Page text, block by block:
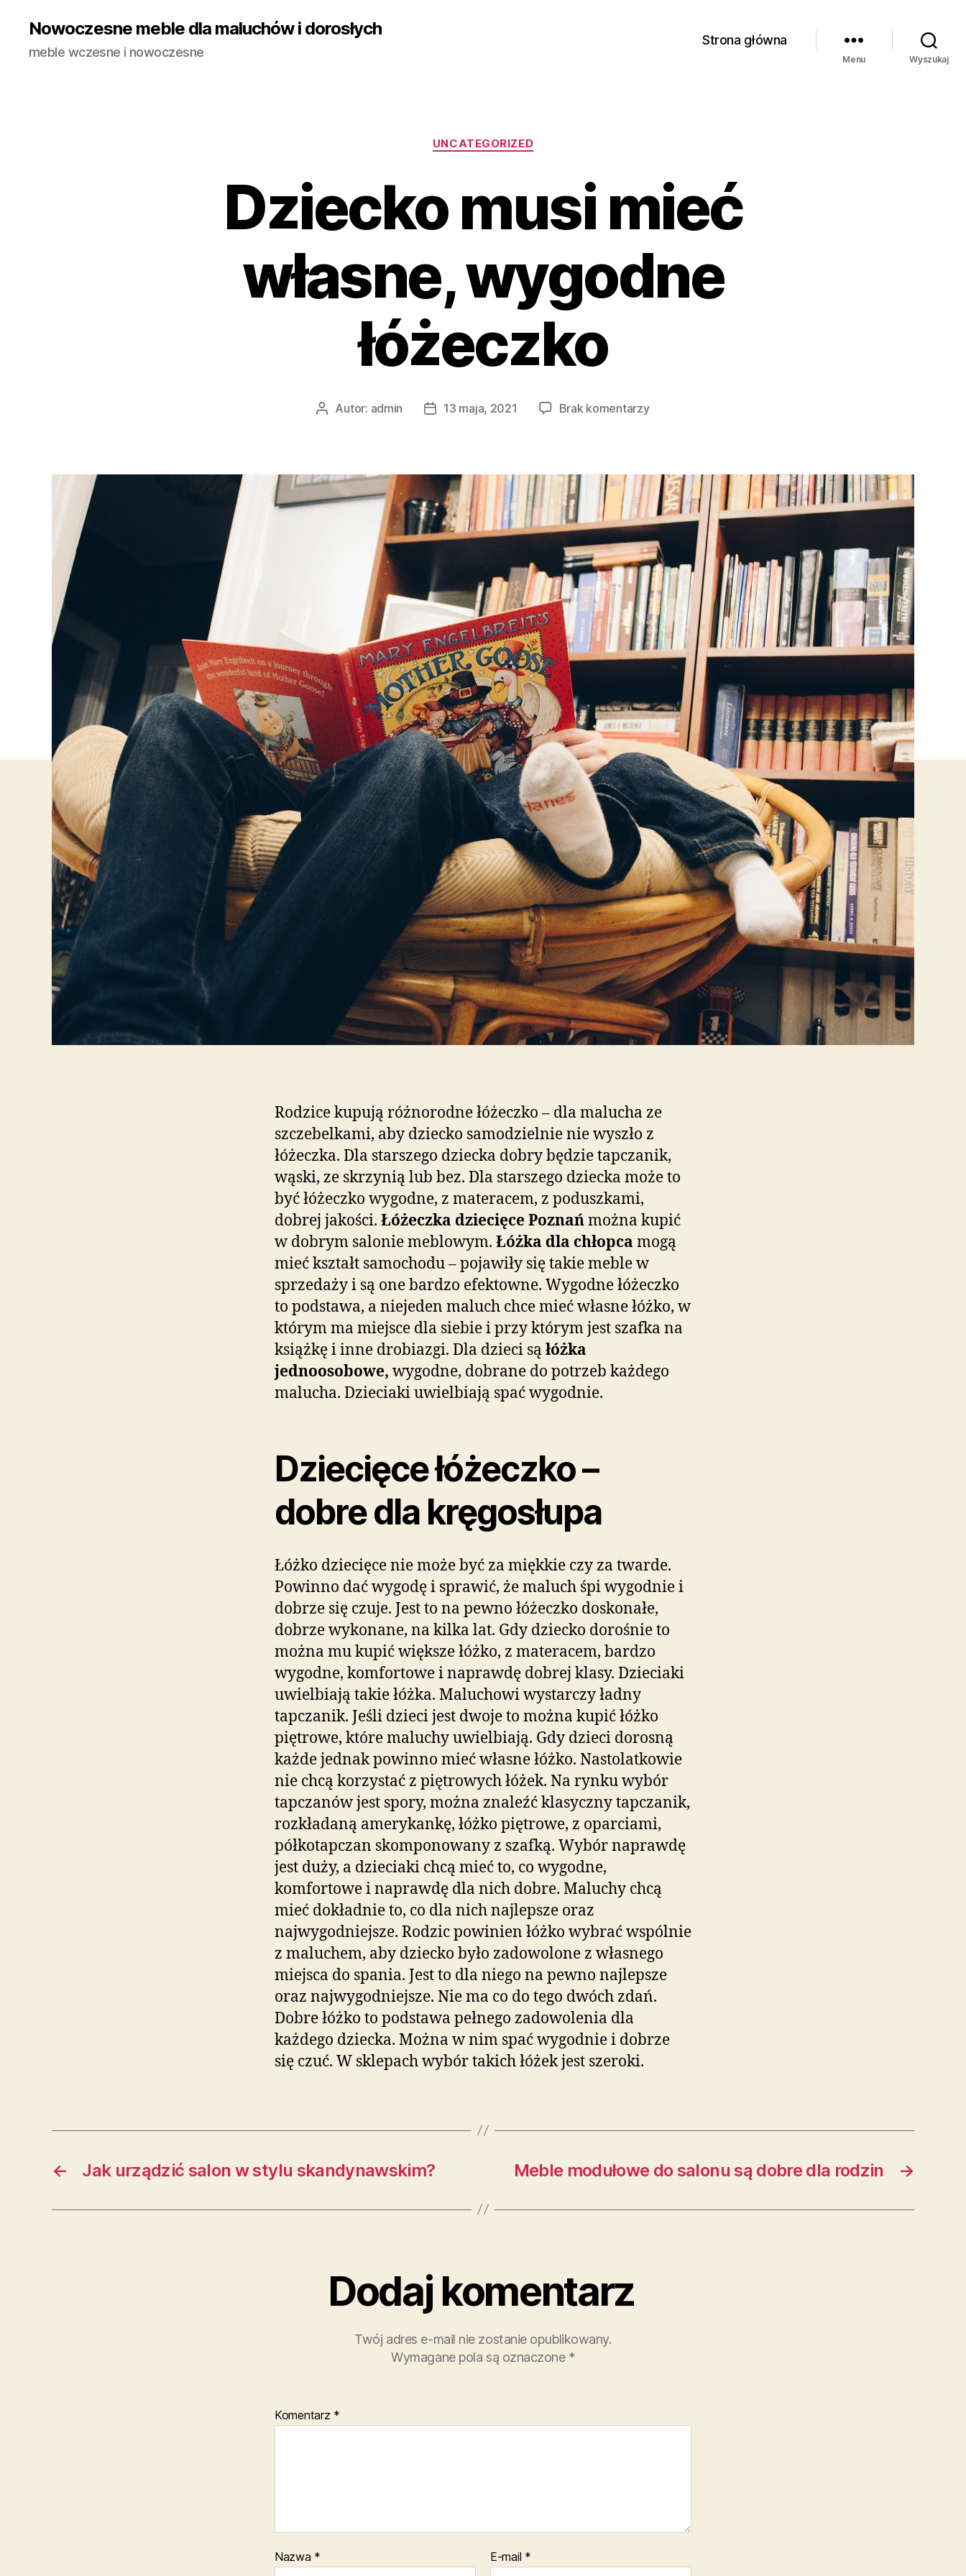
Nowoczesne meble dla maluchów i dorosłych
meble wczesne i nowoczesne
Strona główna
Menu Wyszukaj
Kategorie
UNCATEGORIZED
Dziecko musi mieć
własne, wygodne
łóżeczko
AutorAutor: admin
Data13 maja, 2021 Brak komentarzydo
własne,
wygodne
łóżeczko
Rodzice kupują różnorodne łóżeczko – dla malucha ze
szczebelkami, aby dziecko samodzielnie nie wyszło z
łóżeczka. Dla starszego dziecka dobry będzie tapczanik,
wąski, ze skrzynią lub bez. Dla starszego dziecka może to
być łóżeczko wygodne, z materacem, z poduszkami,
dobrej jakości. Łóżeczka dziecięce Poznańmożna kupić
w dobrym salonie meblowym. Łóżka dla chłopca mogą
mieć kształt samochodu – pojawiły się takie meble w
sprzedaży i są one bardzo efektowne. Wygodne łóżeczko
to podstawa, a niejeden maluch chce mieć własne łóżko, w
którym ma miejsce dla siebie i przy którym jest szafka na
książkę i inne drobiazgi. Dla dzieci są łóżka
jednoosobowe, wygodne, dobrane do potrzeb każdego
malucha. Dzieciaki uwielbiają spać wygodnie.
Dziecięce łóżeczko –
dobre dla kręgosłupa
Łóżko dziecięce nie może być za miękkie czy za twarde.
Powinno dać wygodę i sprawić, że maluch śpi wygodnie i
dobrze się czuje. Jest to na pewno łóżeczko doskonałe,
dobrze wykonane, na kilka lat. Gdy dziecko dorośnie to
można mu kupić większe łóżko, z materacem, bardzo
wygodne, komfortowe i naprawdę dobrej klasy. Dzieciaki
uwielbiają takie łóżka. Maluchowi wystarczy ładny
tapczanik. Jeśli dzieci jest dwoje to można kupić łóżko
piętrowe, które maluchy uwielbiają. Gdy dzieci dorosną
każde jednak powinno mieć własne łóżko. Nastolatkowie
nie chcą korzystać z piętrowych łóżek. Na rynku wybór
tapczanów jest spory, można znaleźć klasyczny tapczanik,
rozkładaną amerykankę, łóżko piętrowe, z oparciami,
półkotapczan skomponowany z szafką. Wybór naprawdę
jest duży, a dzieciaki chcą mieć to, co wygodne,
komfortowe i naprawdę dla nich dobre. Maluchy chcą
mieć dokładnie to, co dla nich najlepsze oraz
najwygodniejsze. Rodzic powinien łóżko wybrać wspólnie
z maluchem, aby dziecko było zadowolone z własnego
miejsca do spania. Jest to dla niego na pewno najlepsze
oraz najwygodniejsze. Nie ma co do tego dwóch zdań.
Dobre łóżko to podstawa pełnego zadowolenia dla
każdego dziecka. Można w nim spać wygodnie i dobrze
się czuć. W sklepach wybór takich łóżek jest szeroki.
← Jak urządzić salon w stylu skandynawskim? →
Meble modułowe do salonu są dobre dla rodzin
Dodaj komentarz
Twój adres e-mail nie zostanie opublikowany.
Wymagane pola są oznaczone *
Komentarz *
Nazwa * E-mail *